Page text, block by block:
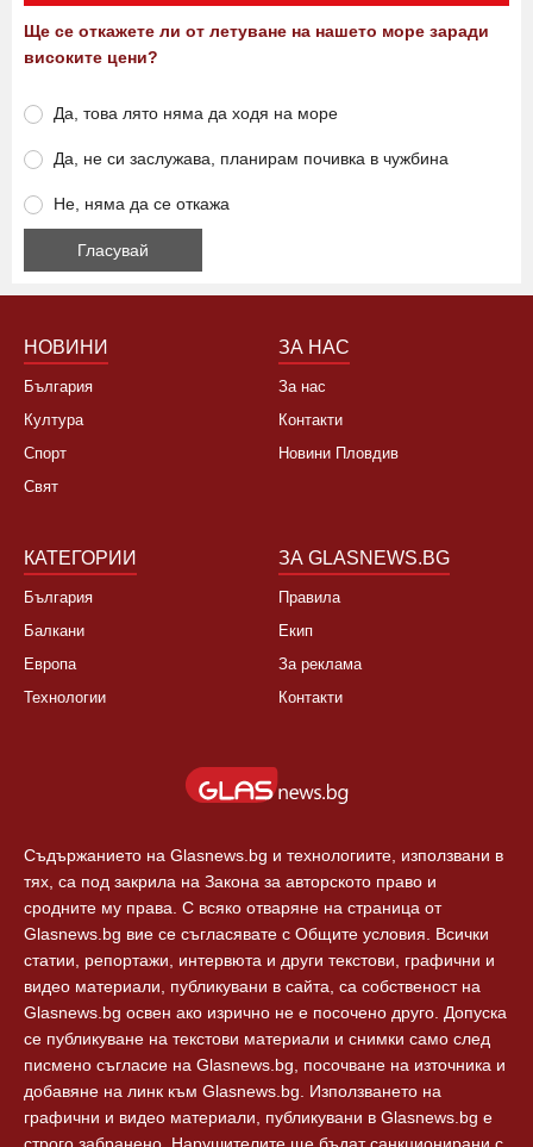
Ще се откажете ли от летуване на нашето море заради
високите цени?
Да, това лято няма да ходя на море
Да, не си заслужава, планирам почивка в чужбина
Не, няма да се откажа
НОВИНИ
България
Култура
Спорт
Свят
ЗА НАС
За нас
Контакти
Новини Пловдив
КАТЕГОРИИ
България
Балкани
Европа
Технологии
ЗА GLASNEWS.BG
Правила
Екип
За реклама
Контакти
Съдържанието на Glasnews.bg и технологиите, използвани в
тях, са под закрила на Закона за авторското право и
сродните му права. С всяко отваряне на страница от
Glasnews.bg вие се съгласявате с Общите условия. Всички
статии, репортажи, интервюта и други текстови, графични и
видео материали, публикувани в сайта, са собственост на
Glasnews.bg освен ако изрично не е посочено друго. Допуска
се публикуване на текстови материали и снимки само след
писмено съгласие на Glasnews.bg, посочване на източника и
добавяне на линк към Glasnews.bg. Използването на
графични и видео материали, публикувани в Glasnews.bg е
строго забранено. Нарушителите ще бъдат санкционирани с